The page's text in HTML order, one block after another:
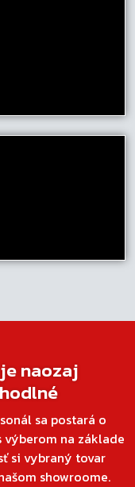
naozaj
sa postará o
na základe
si vybraný tovar
showroome.